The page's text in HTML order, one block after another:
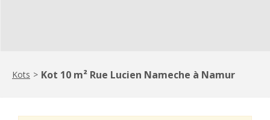
Kots > Kot 10 m² Rue Lucien Nameche à Namur